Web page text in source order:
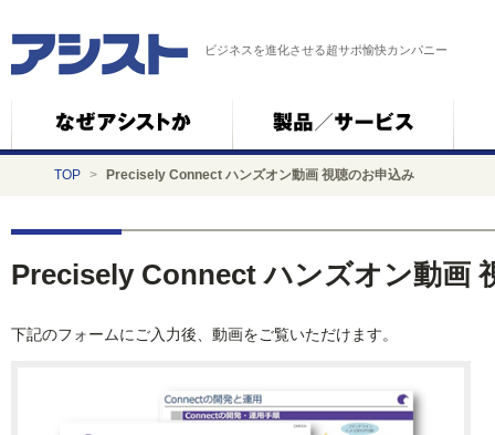
ビジネスを進化させる超サポ愉快カンパニー
TOP > Precisely Connect ハンズオン動画 視聴のお申込み
Precisely Connect ハンズオン動画
下記のフォームにご入力後、動画をご覧いただけます。